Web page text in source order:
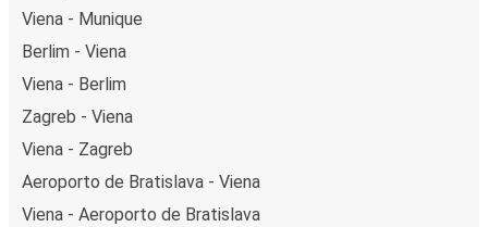
Viena - Munique
Berlim - Viena
Viena - Berlim
Zagreb - Viena
Viena - Zagreb
Aeroporto de Bratislava - Viena
Viena - Aeroporto de Bratislava